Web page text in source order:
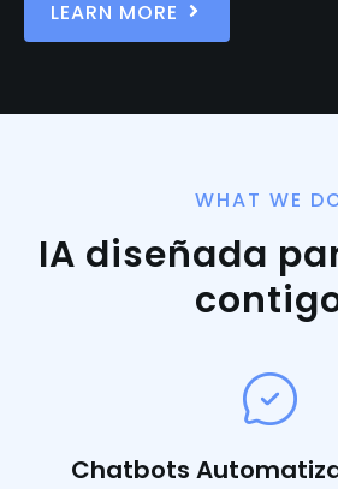
LEARN MORE
WHAT WE
IA diseñada
Chatbots